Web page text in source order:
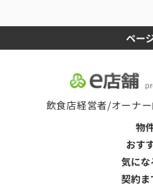
ペー
飲食店経営者/オーナ
物
おす
気にな
契約